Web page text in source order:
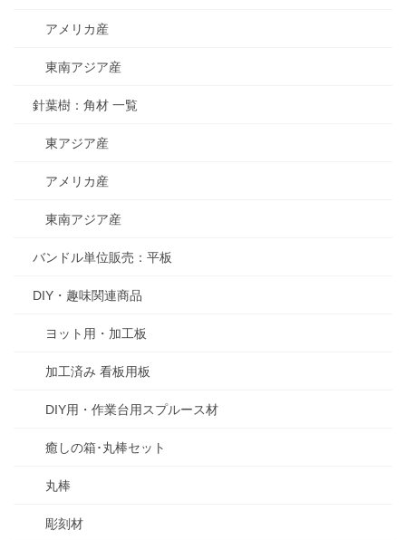
アメリカ産
東南アジア産
針葉樹：角材 一覧
東アジア産
アメリカ産
東南アジア産
バンドル単位販売：平板
DIY・趣味関連商品
ヨット用・加工板
加工済み 看板用板
DIY用・作業台用スプルース材
癒しの箱･丸棒セット
丸棒
彫刻材